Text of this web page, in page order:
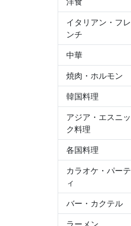
イタリアン・フレ
ンチ
中華
焼肉・ホルモン
韓国料理
アジア・エスニッ
ク料理
各国料理
カラオケ・パーテ
ィ
バー・カクテル